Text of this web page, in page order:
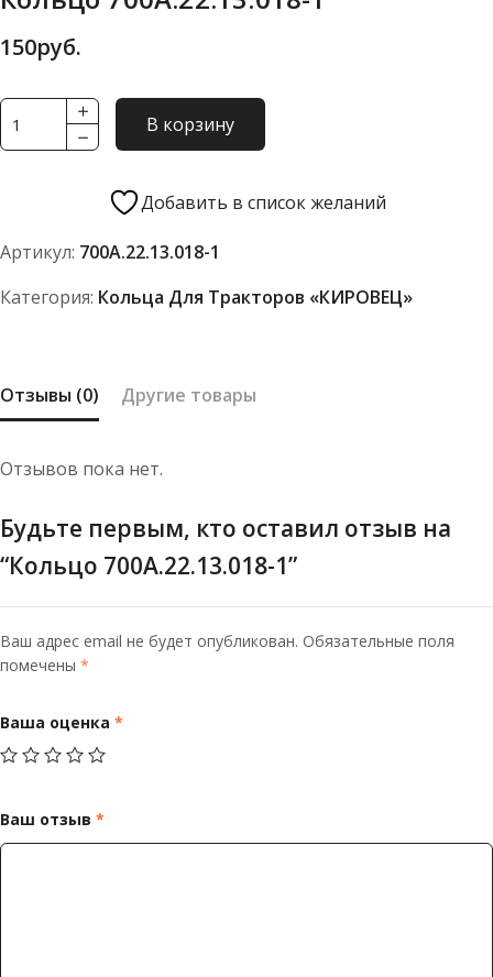
150руб.
Количество
товара
700А.22.13.018-
В корзину
Добавить в список желаний
Артикул: 700А.22.13.018-1
Категория: Кольца Для Тракторов «КИРОВЕЦ»
Отзывы (0) Другие товары
Отзывов пока нет.
Будьте первым, кто оставил отзыв на
“Кольцо 700А.22.13.018-1”
Ваш адрес email не будет опубликован. Обязательные поля
помечены *
Ваша оценка *
Ваш отзыв *